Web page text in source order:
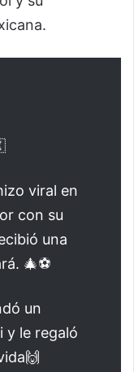
viral en
con su
una
🎄⚽
un
y le regaló